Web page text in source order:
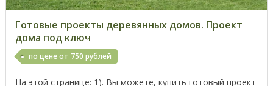
Готовые проекты деревянных домов. Проект
дома под ключ
по цене от 750 рублей
На этой странице: 1). Вы можете, купить готовый проект